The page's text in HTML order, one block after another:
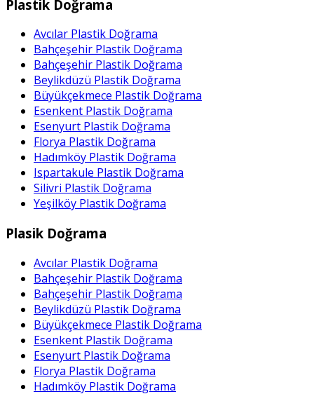
Plastik Doğrama
Avcılar Plastik Doğrama
Bahçeşehir Plastik Doğrama
Bahçeşehir Plastik Doğrama
Beylikdüzü Plastik Doğrama
Büyükçekmece Plastik Doğrama
Esenkent Plastik Doğrama
Esenyurt Plastik Doğrama
Florya Plastik Doğrama
Hadımköy Plastik Doğrama
Ispartakule Plastik Doğrama
Silivri Plastik Doğrama
Yeşilköy Plastik Doğrama
Plasik Doğrama
Avcılar Plastik Doğrama
Bahçeşehir Plastik Doğrama
Bahçeşehir Plastik Doğrama
Beylikdüzü Plastik Doğrama
Büyükçekmece Plastik Doğrama
Esenkent Plastik Doğrama
Esenyurt Plastik Doğrama
Florya Plastik Doğrama
Hadımköy Plastik Doğrama